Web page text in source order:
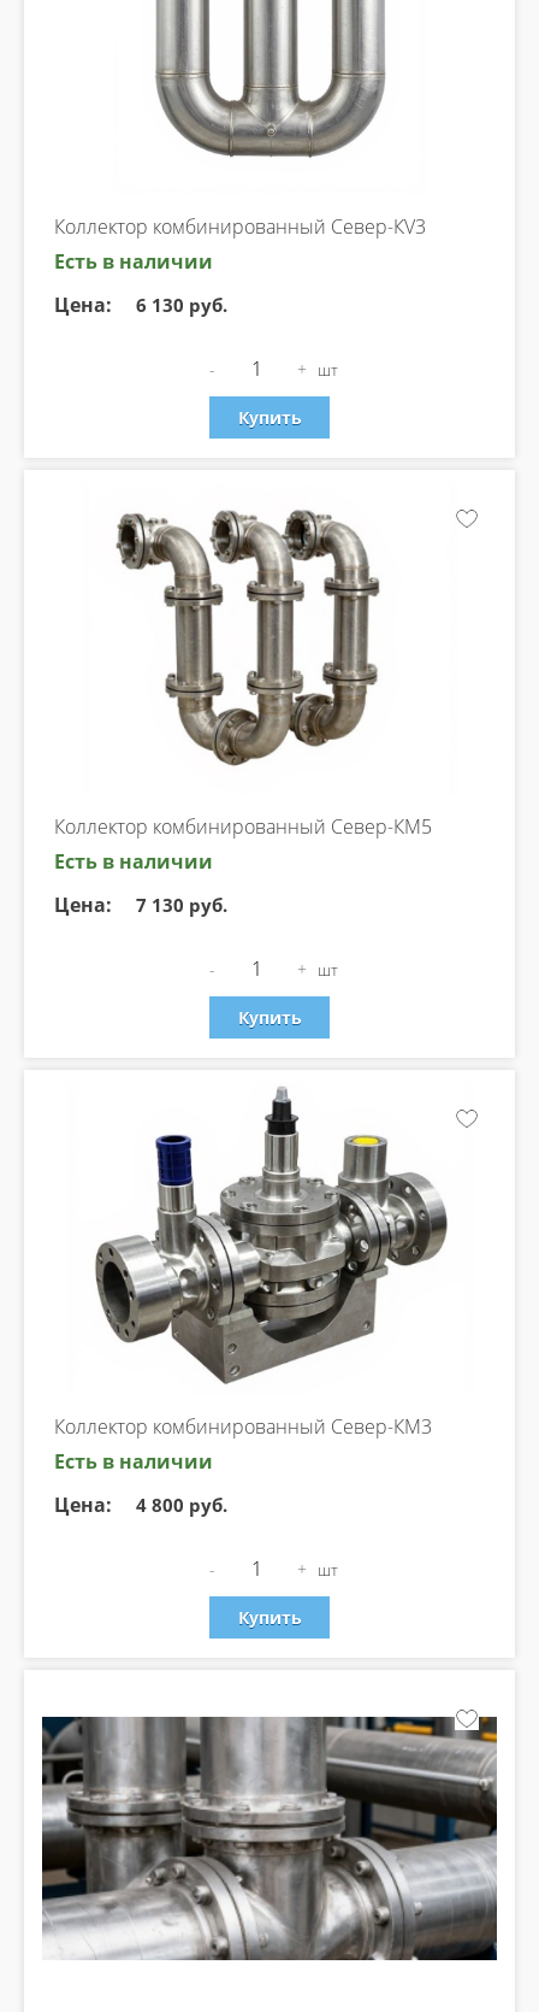
Коллектор комбинированный Север-КV3
Есть в наличии
Цена:
6 130 руб.
- + шт
Купить
Коллектор комбинированный Север-КМ5
Есть в наличии
Цена:
7 130 руб.
- + шт
Купить
Коллектор комбинированный Север-КМ3
Есть в наличии
Цена:
4 800 руб.
- + шт
Купить